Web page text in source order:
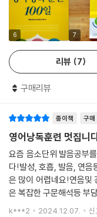
다. 매 단계마다 내용을
어휘나 문법 수준을 단계
을 높일 수 있습니다.
셋_책 집필을 위해 특별
이런 3단계 낭독 스크립
사들은 모두 자녀들이나
이 읽어 준다는 공통점을
기 가장 알맞은 정제된
넷_‘하루 20분 100일’
『영어 낭독 훈련 100일
6 7
리뷰 7
구매리뷰
종이책 구매
영어낭독훈련 멋집니
요즘 음소단위 발음공부
다!발성, 호흡, 발음, 연음
은 많이 어렵네요!연음및
은 복잡한 구문해석등 부
좋은교재라 생각드네요
k***2 2024.12.07. 신